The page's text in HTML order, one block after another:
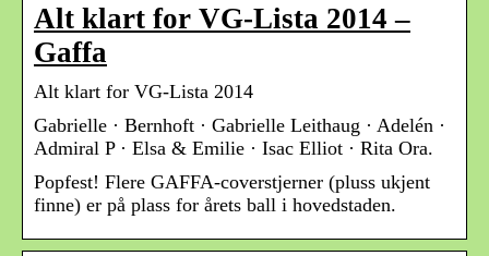
Alt klart for VG-Lista 2014 –
Gaffa
Alt klart for VG-Lista 2014
Gabrielle · Bernhoft · Gabrielle Leithaug · Adelén ·
Admiral P · Elsa & Emilie · Isac Elliot · Rita Ora.
Popfest! Flere GAFFA-coverstjerner (pluss ukjent
finne) er på plass for årets ball i hovedstaden.